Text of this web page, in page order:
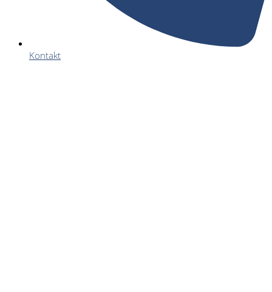
Kontakt